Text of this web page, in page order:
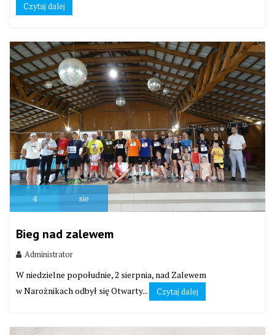
Czytaj dalej
4 sie
Bieg nad zalewem
Administrator
W niedzielne popołudnie, 2 sierpnia, nad Zalewem
w Narożnikach odbył się Otwarty...
Czytaj dalej